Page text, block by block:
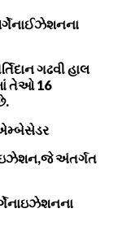
ગઢવી હાલ
તેઓ 16
એમ્બેસેડર
અંતર્ગત